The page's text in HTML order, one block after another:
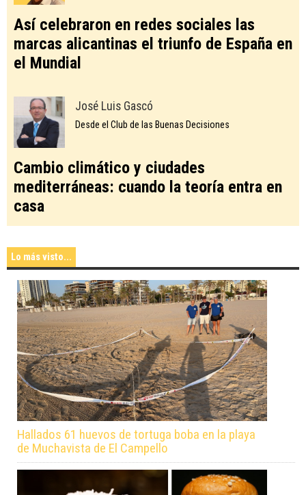
Así celebraron en redes sociales las
marcas alicantinas el triunfo de España en
el Mundial
José Luis Gascó
Desde el Club de las Buenas Decisiones
Cambio climático y ciudades
mediterráneas: cuando la teoría entra en
casa
Lo más visto...
Hallados 61 huevos de tortuga boba en la playa
de Muchavista de El Campello